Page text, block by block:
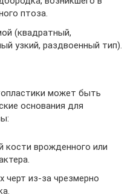
птоза.
(квадратный,
узкий, раздвоенный тип).
может быть
основания для
врожденного или
черт из-за чрезмерно